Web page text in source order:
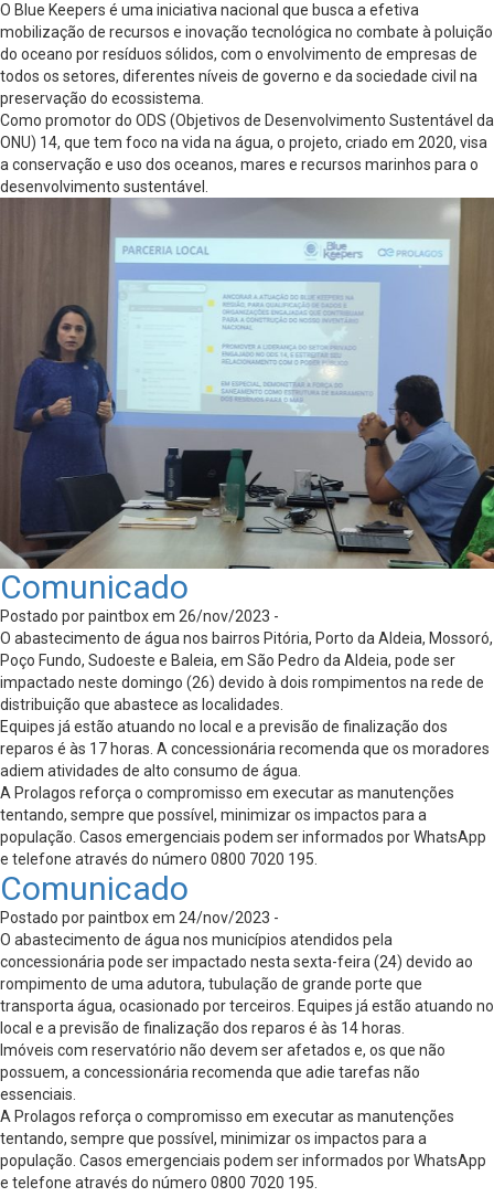
O Blue Keepers é uma iniciativa nacional que busca a efetiva
mobilização de recursos e inovação tecnológica no combate à poluição
do oceano por resíduos sólidos, com o envolvimento de empresas de
todos os setores, diferentes níveis de governo e da sociedade civil na
preservação do ecossistema.
Como promotor do ODS (Objetivos de Desenvolvimento Sustentável da
ONU) 14, que tem foco na vida na água, o projeto, criado em 2020, visa
a conservação e uso dos oceanos, mares e recursos marinhos para o
desenvolvimento sustentável.
Comunicado
Postado por paintbox em 26/nov/2023 -
O abastecimento de água nos bairros Pitória, Porto da Aldeia, Mossoró,
Poço Fundo, Sudoeste e Baleia, em São Pedro da Aldeia, pode ser
impactado neste domingo (26) devido à dois rompimentos na rede de
distribuição que abastece as localidades.
Equipes já estão atuando no local e a previsão de finalização dos
reparos é às 17 horas. A concessionária recomenda que os moradores
adiem atividades de alto consumo de água.
A Prolagos reforça o compromisso em executar as manutenções
tentando, sempre que possível, minimizar os impactos para a
população. Casos emergenciais podem ser informados por WhatsApp
e telefone através do número 0800 7020 195.
Comunicado
Postado por paintbox em 24/nov/2023 -
O abastecimento de água nos municípios atendidos pela
concessionária pode ser impactado nesta sexta-feira (24) devido ao
rompimento de uma adutora, tubulação de grande porte que
transporta água, ocasionado por terceiros. Equipes já estão atuando no
local e a previsão de finalização dos reparos é às 14 horas.
Imóveis com reservatório não devem ser afetados e, os que não
possuem, a concessionária recomenda que adie tarefas não
essenciais.
A Prolagos reforça o compromisso em executar as manutenções
tentando, sempre que possível, minimizar os impactos para a
população. Casos emergenciais podem ser informados por WhatsApp
e telefone através do número 0800 7020 195.